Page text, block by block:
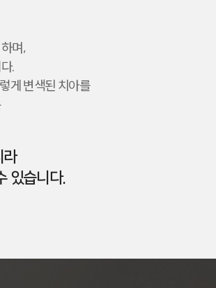
며,
.
게 변색된 치아를
라
있습니다.